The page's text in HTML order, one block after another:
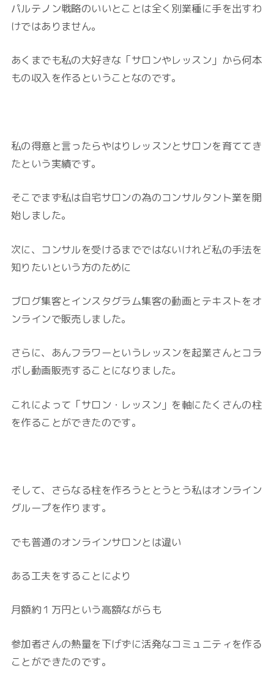
パルテノン戦略のいいとことは全く別業種に手を出すわ
けではありません。
あくまでも私の大好きな「サロンやレッスン」から何本
もの収入を作るということなのです。
私の得意と言ったらやはりレッスンとサロンを育ててき
たという実績です。
そこでまず私は自宅サロンの為のコンサルタント業を開
始しました。
次に、コンサルを受けるまでではないけれど私の手法を
知りたいという方のために
ブログ集客とインスタグラム集客の動画とテキストをオ
ンラインで販売しました。
さらに、あんフラワーというレッスンを起業さんとコラ
ボし動画販売することになりました。
これによって「サロン・レッスン」を軸にたくさんの柱
を作ることができたのです。
そして、さらなる柱を作ろうととうとう私はオンライン
グループを作ります。
でも普通のオンラインサロンとは違い
ある工夫をすることにより
月額約１万円という高額ながらも
参加者さんの熱量を下げずに活発なコミュニティを作る
ことができたのです。